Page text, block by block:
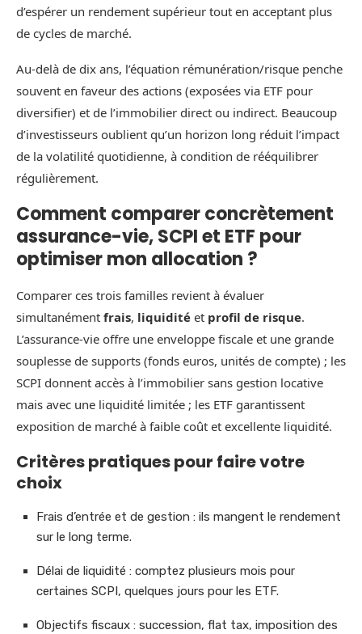
d’espérer un rendement supérieur tout en acceptant plus
de cycles de marché.
Au-delà de dix ans, l’équation rémunération/risque penche
souvent en faveur des actions (exposées via ETF pour
diversifier) et de l’immobilier direct ou indirect. Beaucoup
d’investisseurs oublient qu’un horizon long réduit l’impact
de la volatilité quotidienne, à condition de rééquilibrer
régulièrement.
Comment comparer concrètement
assurance-vie, SCPI et ETF pour
optimiser mon allocation ?
Comparer ces trois familles revient à évaluer
simultanément frais, liquidité et profil de risque.
L’assurance-vie offre une enveloppe fiscale et une grande
souplesse de supports (fonds euros, unités de compte) ; les
SCPI donnent accès à l’immobilier sans gestion locative
mais avec une liquidité limitée ; les ETF garantissent
exposition de marché à faible coût et excellente liquidité.
Critères pratiques pour faire votre
choix
Frais d’entrée et de gestion : ils mangent le rendement
sur le long terme.
Délai de liquidité : comptez plusieurs mois pour
certaines SCPI, quelques jours pour les ETF.
Objectifs fiscaux : succession, flat tax, imposition des